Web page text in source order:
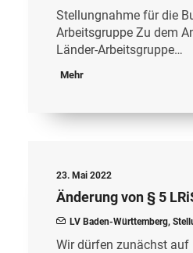
Stellungnahme für die
Arbeitsgruppe Zu dem
Länder-Arbeitsgruppe…
Mehr
23. Mai 2022
Änderung von § 5
LV Baden-Württemberg,
Wir dürfen zunächst auf